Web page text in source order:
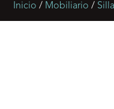
Inicio / Mobiliario /